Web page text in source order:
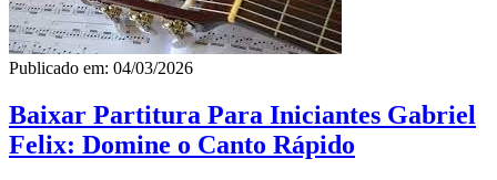
Publicado em: 04/03/2026
Baixar Partitura Para Iniciantes Gabriel
Felix: Domine o Canto Rápido